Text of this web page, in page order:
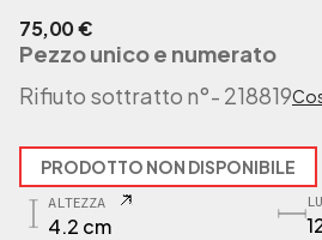
75,00€
Pezzo unico e numerato
Rifiuto sottratto n°- 218819
PRODOTTO NON DISPONIBILE
ALTEZZA
4.2 cm